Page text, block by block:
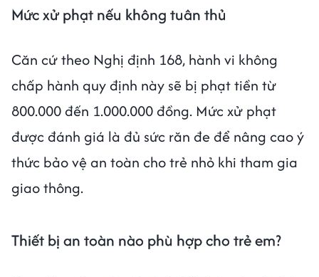
Mức xử phạt nếu không tuân thủ
Căn cứ theo Nghị định 168, hành vi không
chấp hành quy định này sẽ bị phạt tiền từ
800.000 đến 1.000.000 đồng. Mức xử phạt
được đánh giá là đủ sức răn đe để nâng cao ý
thức bảo vệ an toàn cho trẻ nhỏ khi tham gia
giao thông.
Thiết bị an toàn nào phù hợp cho trẻ em?